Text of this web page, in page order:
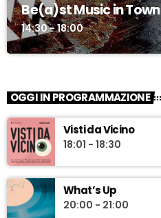
Be(a)st Music in Town
14:30 - 18:00
OGGI IN PROGRAMMAZIONE
Visti da Vicino
18:01 - 18:30
What’s Up
20:00 - 21:00